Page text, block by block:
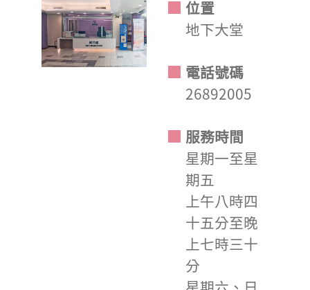
位置
地下大堂
電話號碼
26892005
服務時間
星期一至星
期五
上午八時四
十五分至晚
上七時三十
分